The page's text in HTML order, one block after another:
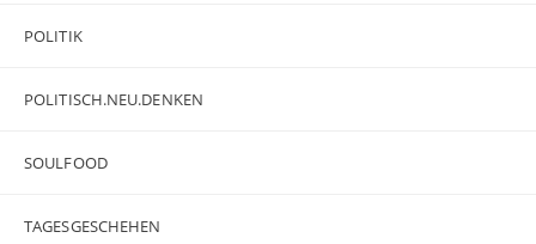
POLITIK
POLITISCH.NEU.DENKEN
SOULFOOD
TAGESGESCHEHEN